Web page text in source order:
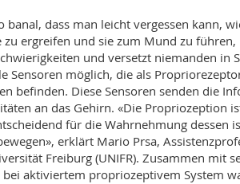
banal, dass man leicht vergessen kann,
zu ergreifen und sie zum Mund zu
und versetzt niemanden in
Sensoren möglich, die als
befinden. Diese Sensoren senden die
an das Gehirn. «Die Propriozeption
für die Wahrnehmung dessen
erklärt Mario Prsa,
Freiburg (UNIFR). Zusammen mit
bei aktiviertem propriozeptivem System